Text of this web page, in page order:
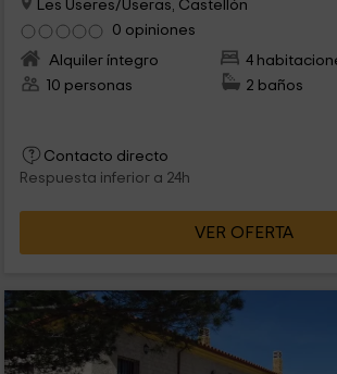
Les Useres/Useras, Castellón
0 opiniones
Alquiler íntegro
4
10 personas
2 baños
Contacto directo
Respuesta inferior a 24h
VER OFERTA